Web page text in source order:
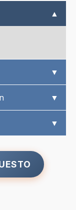
▲
▼
▼
▼